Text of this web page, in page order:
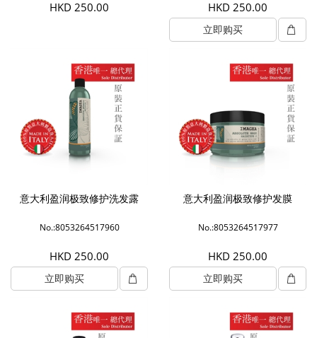
HKD 250.00 HKD 250.00
立即购买
意大利盈润极致修护洗发露
No.:8053264517960
HKD 250.00
立即购买
意大利盈润极致修护发膜
No.:8053264517977
HKD 250.00
立即购买